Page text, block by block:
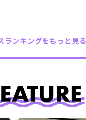
ランキングをもっと見る